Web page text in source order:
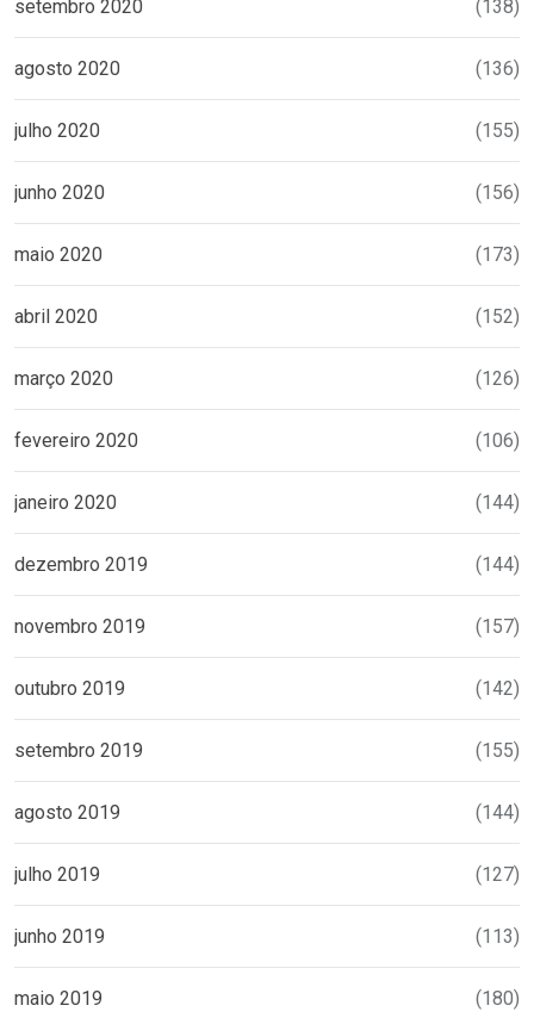
setembro 2020 (138)
agosto 2020 (136)
julho 2020 (155)
junho 2020 (156)
maio 2020 (173)
abril 2020 (152)
março 2020 (126)
fevereiro 2020 (106)
janeiro 2020 (144)
dezembro 2019 (144)
novembro 2019 (157)
outubro 2019 (142)
setembro 2019 (155)
agosto 2019 (144)
julho 2019 (127)
junho 2019 (113)
maio 2019 (180)